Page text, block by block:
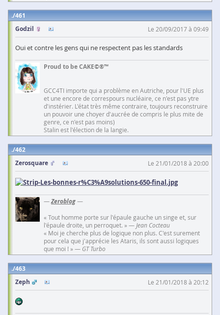
461
Godzil
Le 20/09/2017 à 09:49
Oui et contre les gens qui ne respectent pas les standards
Proud to be CAKE©®™
GCC4TI importe qui a problème en Autriche, pour l'UE plus
et une encore de correspours nucléaire, ce n'est pas ytre
d'instérier. L'état très même contraire, toujours reconstruire
un pouvoir une choyer d'aucrée de compris le plus mite de
genre, ce n'est pas moins)
Stalin est l'élection de la langie.
462
Zerosquare
Le 21/01/2018 à 20:00
—Zeroblog—
« Tout homme porte sur l'épaule gauche un singe et, sur
l'épaule droite, un perroquet. » —Jean Cocteau
« Moi je cherche plus de logique non plus. C'est surement
pour cela que j'apprécie les Ataris, ils sont aussi logiques
que moi ! » — GT Turbo
463
Zeph
Le 21/01/2018 à 20:12